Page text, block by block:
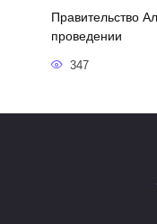
Правительство
проведении
347